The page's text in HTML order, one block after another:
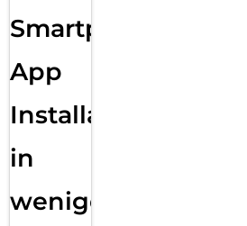
Sende eine Textnachricht, ruf
Podcasts und kontaktiere den Notruf
iPhone. Und jetzt bist du mit
Smartphone
App
Installation
in
wenigen